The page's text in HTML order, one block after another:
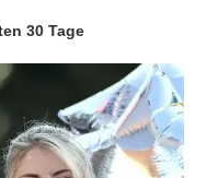
30 Tage